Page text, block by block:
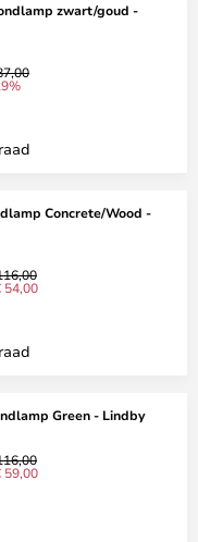
zwart/goud -
Concrete/Wood -
54,00
Green - Lindby
59,00